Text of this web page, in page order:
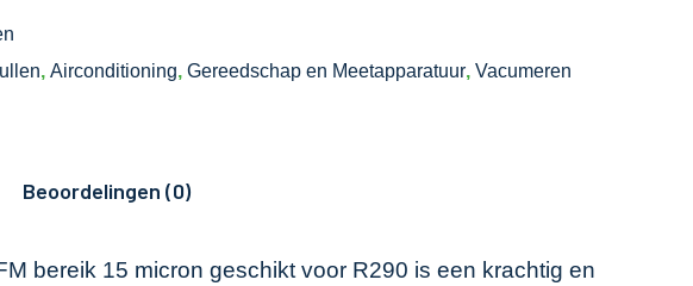
, Airconditioning, Gereedschap en Meetapparatuur, Vacumeren
Beoordelingen (0)
bereik 15 micron geschikt voor R290 is een krachtig en